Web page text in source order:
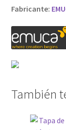
Fabricante:
También